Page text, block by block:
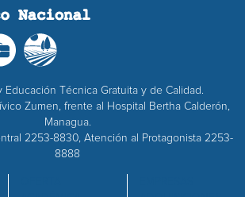
Educación Técnica Gratuita y de Calidad.
Zumen, frente al Hospital Bertha Calderón,
Managua.
2253-8830, Atención al Protagonista 2253-
8888